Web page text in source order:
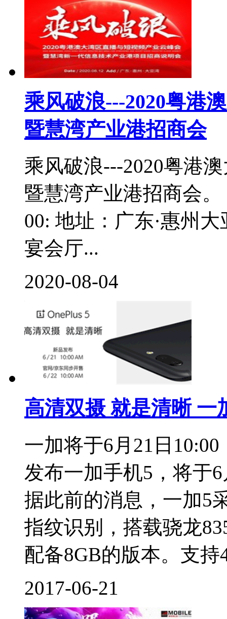
乘风破浪---2020粤港
暨慧湾产业港招商会
乘风破浪---2020粤港
暨慧湾产业港招商会
00: 地址：广东·惠州
宴会厅...
2020-08-04
高清双摄 就是清晰 一
一加将于6月21日10:00
发布一加手机5，将于
据此前的消息，一加5
指纹识别，搭载骁龙
配备8GB的版本。支持
2017-06-21